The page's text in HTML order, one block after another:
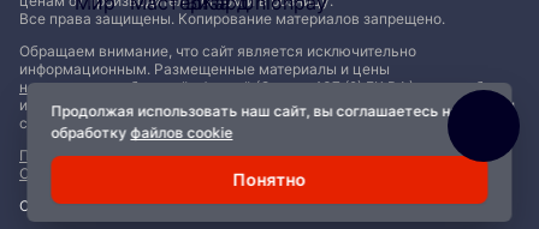
Продолжая использовать наш сайт, вы соглашаетесь на
обработкуфайлов cookie
Понятно
Все права защищены. Копирование материалов запрещено.
Обращаем внимание, что сайт является исключительно
информационным. Размещенные материалы и цены
не являются публичной офертой (Статья 437 (2) ГК РФ)и могут быть
изменены без уведомления. Для уточнения наличия, характеристик и
стоимости материалов обращайтесь в офисы продаж.
Политика конфиденциальности|Пользовательское соглашение
Обработка файлов Cookie
Сделано с ❤️